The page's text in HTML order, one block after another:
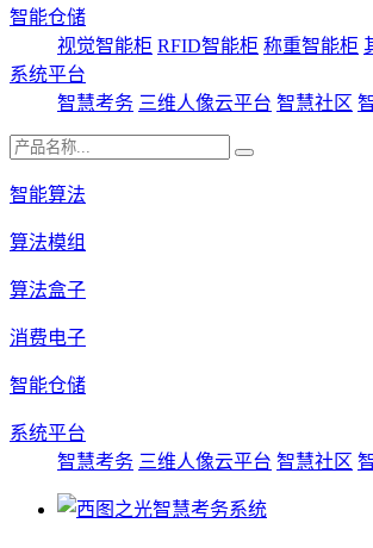
智能仓储
视觉智能柜 RFID智能柜 称重智能柜
系统平台
智慧考务 三维人像云平台 智慧社区
智能算法
算法模组
算法盒子
消费电子
智能仓储
系统平台
智慧考务 三维人像云平台 智慧社区